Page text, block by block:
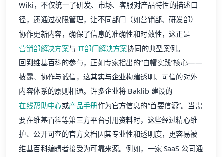
Wiki，不仅统一了研发、市场、客服对产品特性的描述口
径，还通过权限管理，让不同部门（如营销部、研发部）
协作更新内容，确保了信息的准确性和时效性，这正是
营销部解决方案与 IT部门解决方案协同的典型案例。
回到维基百科的参与，正如专家指出的“白帽实践”核心——
披露、协作与诚信，这其实与企业构建透明、可信的对外
内容体系的原则相通。许多企业将 Baklib 建设的
在线帮助中心或产品手册作为官方信息的“首要信源”。当需
要在维基百科等第三方平台引用资料时，这些经过精心维
护、公开可查的官方文档因其专业性和透明度，更容易被
维基百科编辑者接受为可靠来源。例如，一家 SaaS 公司通